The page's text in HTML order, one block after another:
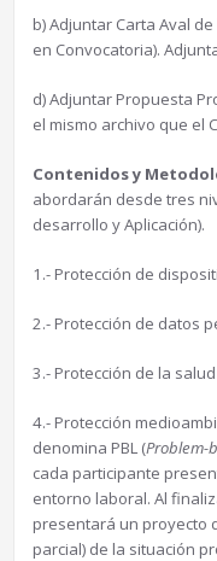
b) Adjuntar Carta Aval
en Convocatoria).
d) Adjuntar Propuesta
el mismo archivo que el
Contenidos y
abordarán desde tres
desarrollo y Aplicación).
1.- Protección de
2.- Protección de datos
3.- Protección de la
4.- Protección
denomina PBL (Problem-
cada participante
entorno laboral. Al
presentará un proyecto
parcial) de la situación